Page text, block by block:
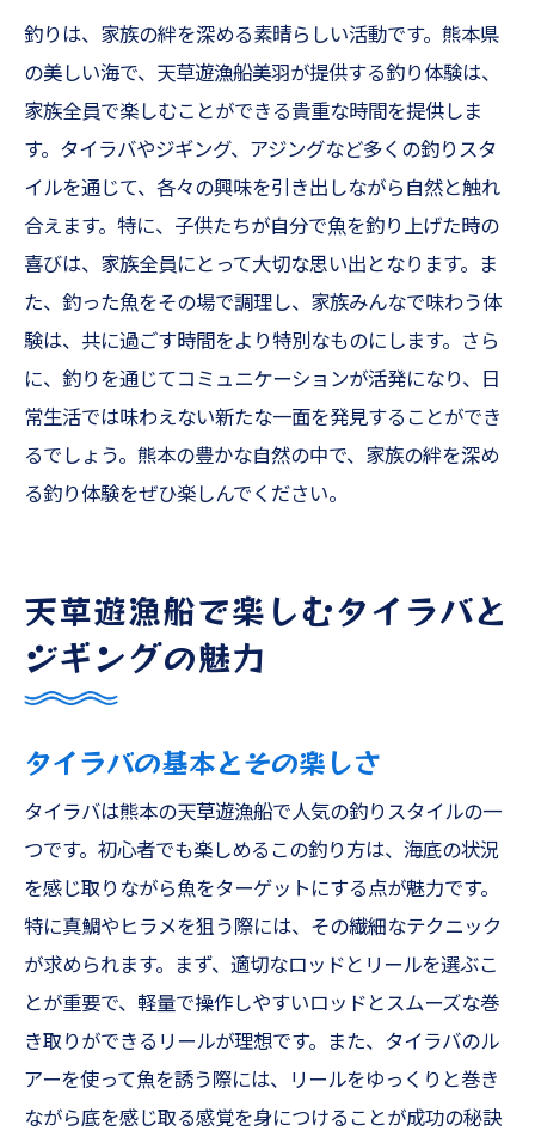
釣りは、家族の絆を深める素晴らしい活動です。熊本県
の美しい海で、天草遊漁船美羽が提供する釣り体験は、
家族全員で楽しむことができる貴重な時間を提供しま
す。タイラバやジギング、アジングなど多くの釣りスタ
イルを通じて、各々の興味を引き出しながら自然と触れ
合えます。特に、子供たちが自分で魚を釣り上げた時の
喜びは、家族全員にとって大切な思い出となります。ま
た、釣った魚をその場で調理し、家族みんなで味わう体
験は、共に過ごす時間をより特別なものにします。さら
に、釣りを通じてコミュニケーションが活発になり、日
常生活では味わえない新たな一面を発見することができ
るでしょう。熊本の豊かな自然の中で、家族の絆を深め
る釣り体験をぜひ楽しんでください。
天草遊漁船で楽しむタイラバと
ジギングの魅力
タイラバの基本とその楽しさ
タイラバは熊本の天草遊漁船で人気の釣りスタイルの一
つです。初心者でも楽しめるこの釣り方は、海底の状況
を感じ取りながら魚をターゲットにする点が魅力です。
特に真鯛やヒラメを狙う際には、その繊細なテクニック
が求められます。まず、適切なロッドとリールを選ぶこ
とが重要で、軽量で操作しやすいロッドとスムーズな巻
き取りができるリールが理想です。また、タイラバのル
アーを使って魚を誘う際には、リールをゆっくりと巻き
ながら底を感じ取る感覚を身につけることが成功の秘訣